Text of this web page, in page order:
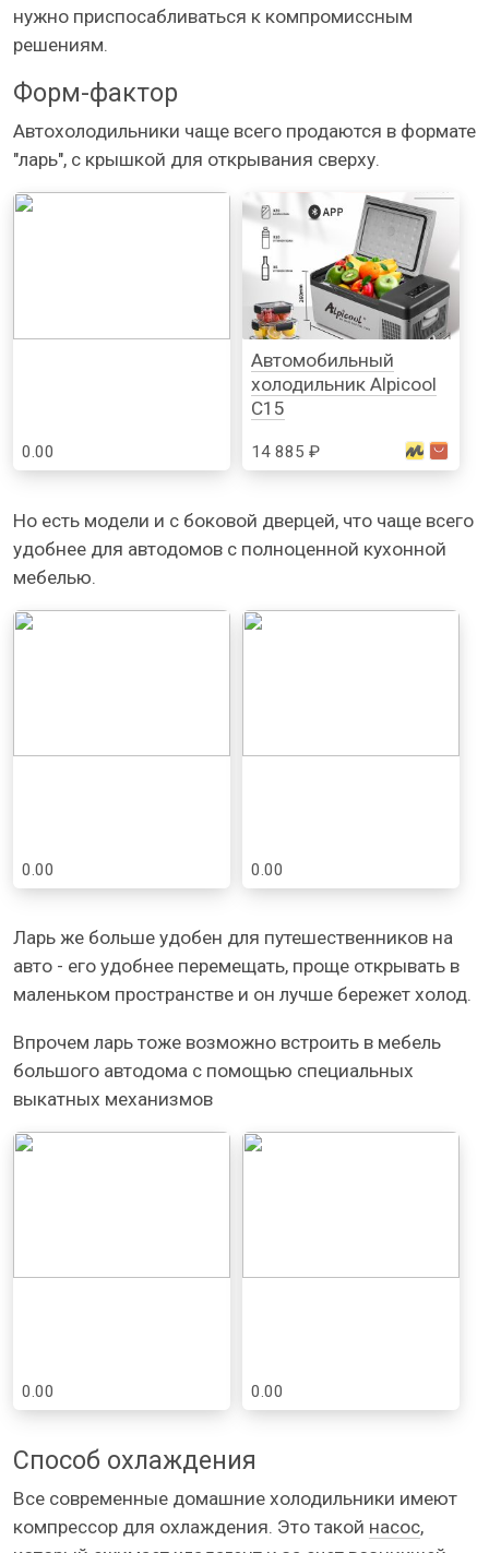
нужно приспосабливаться к компромиссным
решениям.
Форм-фактор
Автохолодильники чаще всего продаются в формате
"ларь", с крышкой для открывания сверху.
0.00
Автомобильный
холодильник Alpicool
C15
14 885 ₽
Но есть модели и с боковой дверцей, что чаще всего
удобнее для автодомов с полноценной кухонной
мебелью.
0.00 0.00
Ларь же больше удобен для путешественников на
авто - его удобнее перемещать, проще открывать в
маленьком пространстве и он лучше бережет холод.
Впрочем ларь тоже возможно встроить в мебель
большого автодома с помощью специальных
выкатных механизмов
0.00 0.00
Способ охлаждения
Все современные домашние холодильники имеют
компрессор для охлаждения. Это такой насос,